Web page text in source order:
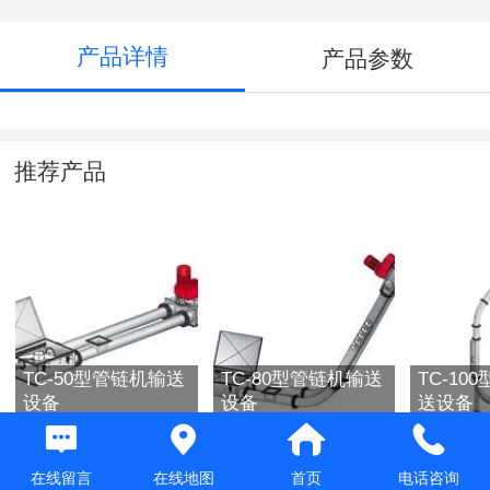
产品详情 产品参数
推荐产品
TC-50型管链机输送
设备
TC-80型管链机输送
设备
TC-100
送设备
在线留言 在线地图 首页 电话咨询